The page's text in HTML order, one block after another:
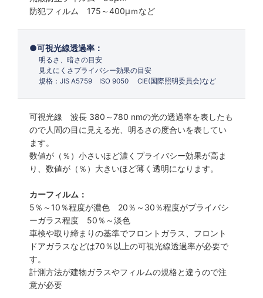
防犯フィルム 175～400µｍなど
可視光線透過率：
明るさ、暗さの目安
見えにくさプライバシー効果の目安
規格：JIS A5759 ISO 9050 CIE(国際照明委員会)など
可視光線 波長 380～780 nmの光の透過率を表したも
ので人間の目に見える光、明るさの度合いを表してい
ます。
数値が（％）小さいほど濃くプライバシー効果が高ま
り、数値が（％）大きいほど薄く透明になります。
カーフィルム：
5％～10％程度が濃色 20％～30％程度がプライバシ
ーガラス程度 50％～淡色
車検や取り締まりの基準でフロントガラス、フロント
ドアガラスなどは70％以上の可視光線透過率が必要で
す。
計測方法が建物ガラスやフィルムの規格と違うので注
意が必要